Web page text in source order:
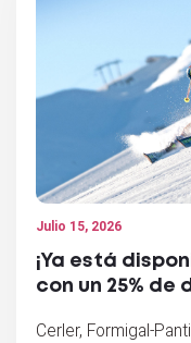
Julio 15, 2026
¡Ya está
con un 25% de
Cerler, Formigal-